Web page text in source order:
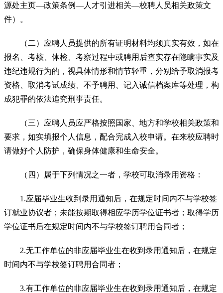
源处主页—政策条例—人才引进相关—校聘人员相关政策文
件）。
（二）应聘人员提供的所有证明材料均须真实有效，如在
报名、考核、体检、考察过程中或聘用后查实存在隐瞒事实及
违纪违规行为的，视具体情形和情节轻重，分别给予取消报考
资格、取消考试成绩、不予聘用、记入诚信档案库等处理，构
成犯罪的依法追究刑事责任。
（三）应聘人员应严格按照国家、地方和学校相关政策和
要求，如实填报个人信息，配合完成入校申请。在来校应聘时
请做好个人防护，确保身体健康和生命安全。
（四）属于下列情况之一者，学校可取消录用资格：
1.应届毕业生收到录用通知后，在规定时间内不与学校签
订就业协议者；未能按期取得相应学历学位证书者；取得学历
学位证书后在规定时间内不与学校签订聘用合同者；
2.无工作单位的非应届毕业生在收到录用通知后，在规定
时间内不与学校签订聘用合同者；
3.有工作单位的非应届毕业生在收到录用通知后，在规定